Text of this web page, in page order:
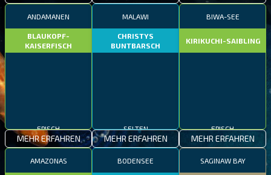
ANDAMANEN
BLAUKOPF-
KAISERFISCH
MEHR ERFAHREN
MALAWI
CHRISTYS
BUNTBARSCH
MEHR ERFAHREN
BIWA-SEE
KIRIKUCHI-SAIBLING
MEHR ERFAHREN
AMAZONAS BODENSEE SAGINAW BAY